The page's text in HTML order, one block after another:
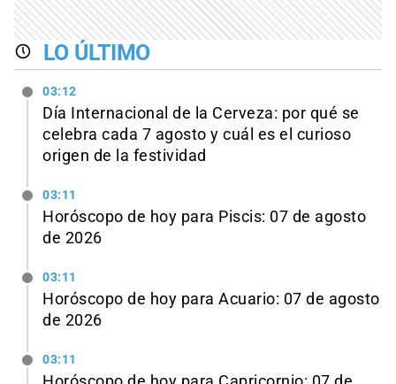
LO ÚLTIMO
03:12
Día Internacional de la Cerveza: por qué se
celebra cada 7 agosto y cuál es el curioso
origen de la festividad
03:11
Horóscopo de hoy para Piscis: 07 de agosto
de 2026
03:11
Horóscopo de hoy para Acuario: 07 de agosto
de 2026
03:11